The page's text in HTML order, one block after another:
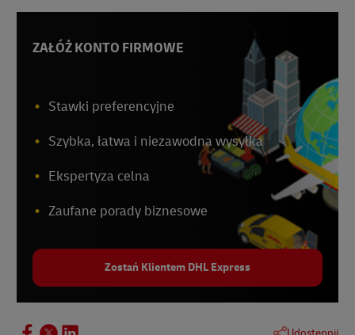
2 -Reuters, 2024
Alibaba
ZAŁÓŻ KONTO FIRMOWE
Stawki preferencyjne
Szybka, łatwa i niezawodna wysyłka
Ekspertyza celna
Zaufane porady biznesowe
Zostań Klientem DHL Express